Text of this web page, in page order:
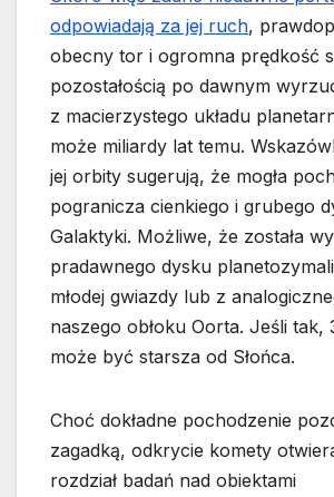
odpowiadają za jej ruch,
obecny tor i ogromna prędkość
pozostałością po dawnym
z macierzystego układu
może miliardy lat temu.
jej orbity sugerują, że mogła
pogranicza cienkiego i grubego
Galaktyki. Możliwe, że została
pradawnego dysku
młodej gwiazdy lub z
naszego obłoku Oorta. Jeśli tak,
może być starsza od Słońca.
Choć dokładne pochodzenie
zagadką, odkrycie komety
rozdział badań nad obiektami